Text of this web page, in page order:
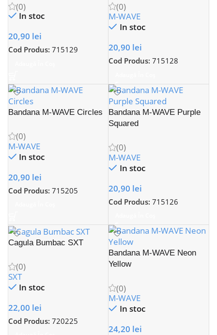
(0)
In stoc
20,90 lei
Cod Produs: 715129
(0)
M-WAVE
In stoc
20,90 lei
Cod Produs:715128
Bandana M-WAVE Circles
(0)
M-WAVE
In stoc
20,90 lei
Cod Produs: 715205
Bandana M-WAVE Purple
Squared
(0)
M-WAVE
In stoc
20,90 lei
Cod Produs:715126
Cagula Bumbac SXT
(0)
SXT
In stoc
22,00 lei
Cod Produs: 720225
Bandana M-WAVE Neon
Yellow
(0)
M-WAVE
In stoc
24,20 lei